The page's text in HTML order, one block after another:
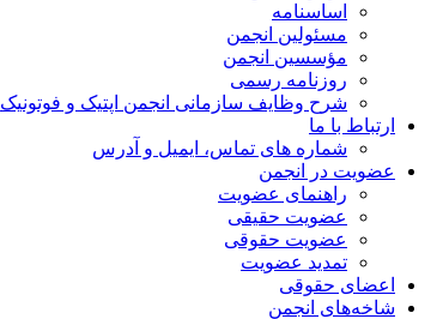
اساسنامه
مسئولین انجمن
مؤسسین انجمن
روزنامه رسمی
شرح وظایف سازمانی انجمن اپتیک و فوتونیک
ارتباط با ما
شماره های تماس، ایمیل و آدرس
عضویت در انجمن
راهنمای عضویت
عضویت حقیقی
عضویت حقوقی
تمدید عضویت
اعضای حقوقی
شاخه‌های انجمن